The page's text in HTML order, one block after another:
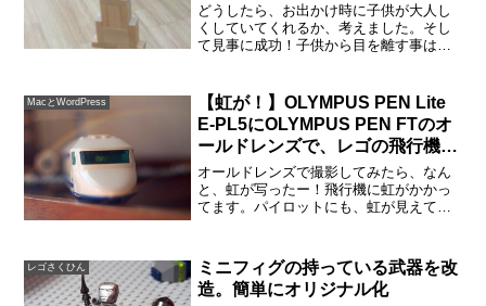
どうしたら、お出かけ時に子供が大人し
くしていてくれるか、考えました。そし
て見事に成功！子供から目を離す事はで
る間に、どこかで休憩しながら子供にレ
ゴを持たせてみました。［...
MacとWordPress
【虹が！】OLYMPUS PEN Lite
E-PL5にOLYMPUS PEN FTのオ
ールドレンズで、レゴの飛行機を
撮った！
オールドレンズで撮影してみたら、なん
と、虹が写ったー！飛行機に虹がかかっ
てます。パイロットにも、虹が見えてい
旅客機を組み立てたレゴの飛行機が組み
上がったようなので、写真...
レゴさくひん
ミニフィグの持っている武器を改
造。簡単にオリジナル化